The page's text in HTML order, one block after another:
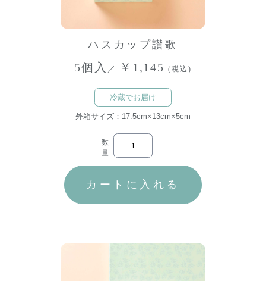
ハスカップ讃歌
5個入 ／ ￥1,145 (税込)
冷蔵でお届け
外箱サイズ：17.5cm×13cm×5cm